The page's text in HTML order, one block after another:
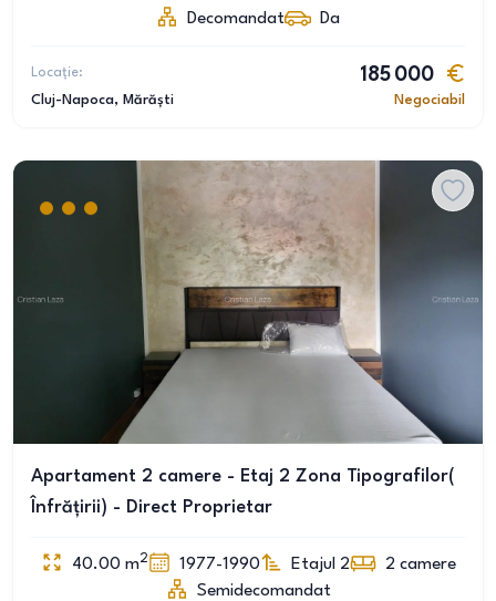
Decomandat
Da
Locație:
Cluj-Napoca, Mărăști
185 000
Negociabil
Apartament 2 camere - Etaj 2 Zona Tipografilor(
Înfrățirii) - Direct Proprietar
40.00 m2 1977-1990 Etajul 2 2 camere
Semidecomandat